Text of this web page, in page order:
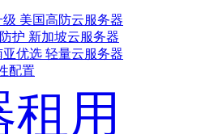
级 美国高防云服务器
护 新加坡云服务器
亚优选 轻量云服务器
配置
租用